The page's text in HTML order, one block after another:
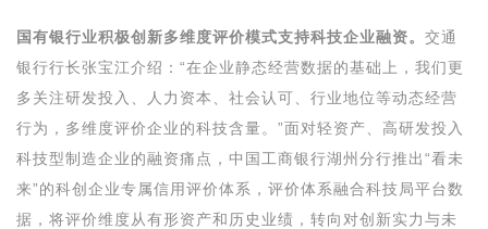
国有银行业积极创新多维度评价模式支持科技企业融资。 交通
银行行长张宝江介绍：“在企业静态经营数据的基础上，我们更
多关注研发投入、人力资本、社会认可、行业地位等动态经营
行为，多维度评价企业的科技含量。”面对轻资产、高研发投入
科技型制造企业的融资痛点，中国工商银行湖州分行推出“看未
来”的科创企业专属信用评价体系，评价体系融合科技局平台数
据，将评价维度从有形资产和历史业绩，转向对创新实力与未